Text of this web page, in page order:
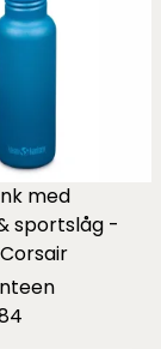
med
sportslåg -